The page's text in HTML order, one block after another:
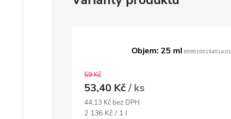
Objem: 25 ml 8595100154514.01
59 Kč
53,40 Kč/ ks
44,13 Kč bez DPH
Měrná
2 136 Kč / 1 l